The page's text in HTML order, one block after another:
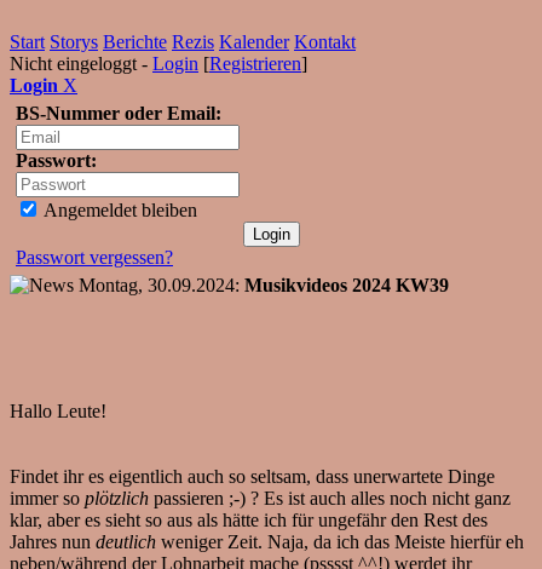
Start Storys Berichte Rezis Kalender Kontakt
Nicht eingeloggt - Login [Registrieren]
Login X
BS-Nummer oder Email:
Passwort:
Angemeldet bleiben
Passwort vergessen?
Montag, 30.09.2024: Musikvideos 2024 KW39
Hallo Leute!
Findet ihr es eigentlich auch so seltsam, dass unerwartete Dinge
immer so plötzlich passieren ;-) ? Es ist auch alles noch nicht ganz
klar, aber es sieht so aus als hätte ich für ungefähr den Rest des
Jahres nun deutlich weniger Zeit. Naja, da ich das Meiste hierfür eh
neben/während der Lohnarbeit mache (psssst ^^!) werdet ihr